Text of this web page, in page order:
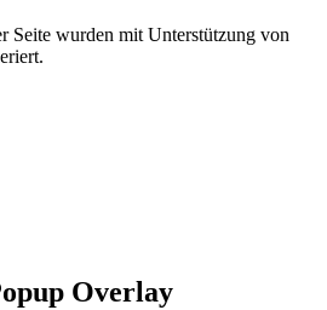
Seite wurden mit Unterstützung von
Overlay